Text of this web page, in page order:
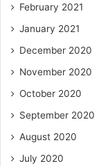
February 2021
January 2021
December 2020
November 2020
October 2020
September 2020
August 2020
July 2020